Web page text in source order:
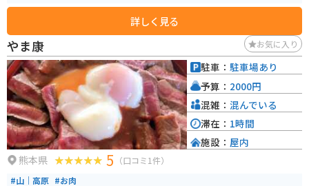
詳しく見る
やま康 お気に入り
熊本県 5 （口コミ1件）
#山｜高原 #お肉
駐車： 駐車場あり
予算： 2000円
混雑： 混んでいる
滞在： 1時間
施設： 屋内